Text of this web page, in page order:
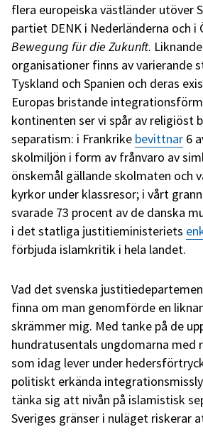
flera europeiska västländer utöver
partiet DENK i Nederländerna och i
Bewegung für die Zukunft.
organisationer finns av varierande
Tyskland och Spanien och deras
Europas bristande
kontinenten ser vi spår av religiöst
separatism: i Frankrike bevittnar 6
skolmiljön i form av frånvaro av
önskemål gällande skolmaten och
kyrkor under klassresor; i vårt
svarade 73 procent av de danska
i det statliga justitieministeriets
förbjuda islamkritik i hela landet.
Vad det svenska
finna om man genomförde en
skrämmer mig. Med tanke på de
hundratusentals ungdomarna
som idag lever under
politiskt erkända
tänka sig att nivån på islamistisk
Sveriges gränser i nuläget riskerar